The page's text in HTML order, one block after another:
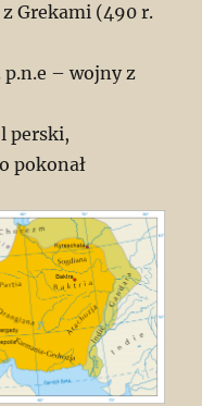
Grekami (490 r.
p.n.e – wojny z
perski,
pokonał